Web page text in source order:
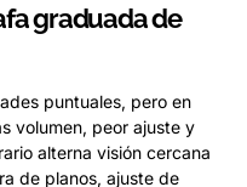
graduada de
puntuales, pero en
volumen, peor ajuste y
alterna visión cercana
de planos, ajuste de